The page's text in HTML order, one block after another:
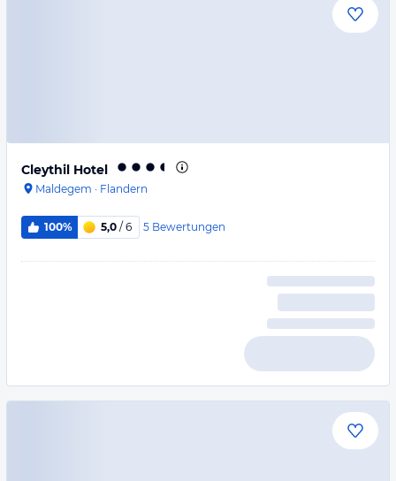
Cleythil Hotel
Maldegem · Flandern
100% 5,0 / 6 5 Bewertungen